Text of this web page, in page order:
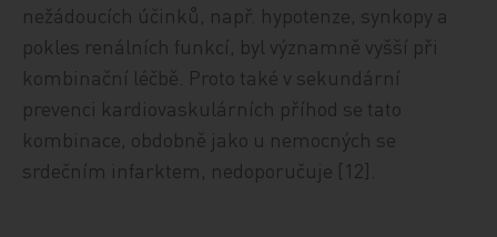
nežádoucích účinků, např. hypotenze, synkopy a
pokles renálních funkcí, byl významně vyšší při
kombinační léčbě. Proto také v sekundární
prevenci kardiovaskulárních příhod se tato
kombinace, obdobně jako u nemocných se
srdečním infarktem, nedoporučuje [12].